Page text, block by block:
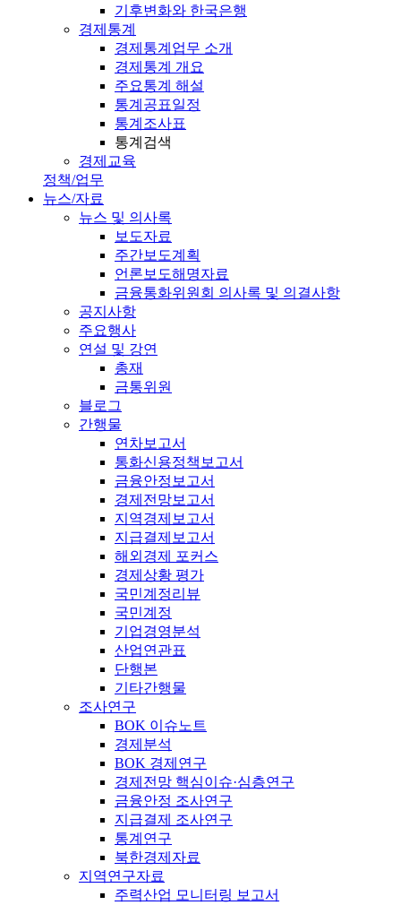
기후변화와 한국은행
경제통계
경제통계업무 소개
경제통계 개요
주요통계 해설
통계공표일정
통계조사표
통계검색
경제교육
정책/업무
뉴스/자료
뉴스 및 의사록
보도자료
주간보도계획
언론보도해명자료
금융통화위원회 의사록 및 의결사항
공지사항
주요행사
연설 및 강연
총재
금통위원
블로그
간행물
연차보고서
통화신용정책보고서
금융안정보고서
경제전망보고서
지역경제보고서
지급결제보고서
해외경제 포커스
경제상황 평가
국민계정리뷰
국민계정
기업경영분석
산업연관표
단행본
기타간행물
조사연구
BOK 이슈노트
경제분석
BOK 경제연구
경제전망 핵심이슈·심층연구
금융안정 조사연구
지급결제 조사연구
통계연구
북한경제자료
지역연구자료
주력산업 모니터링 보고서